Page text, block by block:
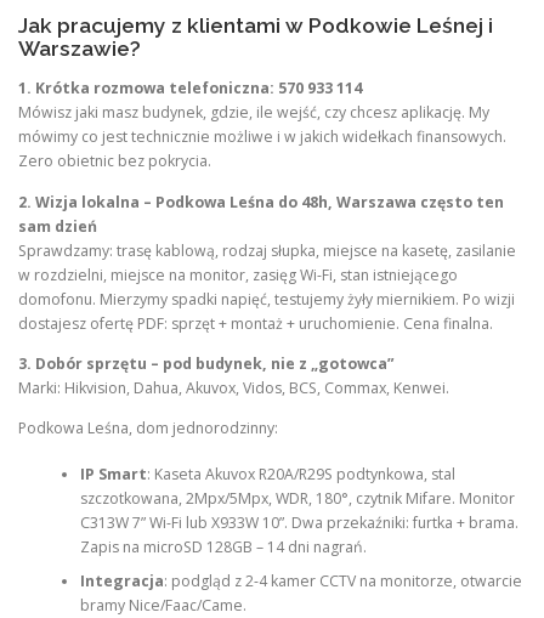
Jak pracujemy z klientami w Podkowie Leśnej i
Warszawie?
1. Krótka rozmowa telefoniczna: 570 933 114
Mówisz jaki masz budynek, gdzie, ile wejść, czy chcesz aplikację. My
mówimy co jest technicznie możliwe i w jakich widełkach finansowych.
Zero obietnic bez pokrycia.
2. Wizja lokalna – Podkowa Leśna do 48h, Warszawa często ten
sam dzień
Sprawdzamy: trasę kablową, rodzaj słupka, miejsce na kasetę, zasilanie
w rozdzielni, miejsce na monitor, zasięg Wi-Fi, stan istniejącego
domofonu. Mierzymy spadki napięć, testujemy żyły miernikiem. Po wizji
dostajesz ofertę PDF: sprzęt + montaż + uruchomienie. Cena finalna.
3. Dobór sprzętu – pod budynek, nie z „gotowca”
Marki: Hikvision, Dahua, Akuvox, Vidos, BCS, Commax, Kenwei.
Podkowa Leśna, dom jednorodzinny:
IP Smart: Kaseta Akuvox R20A/R29S podtynkowa, stal
szczotkowana, 2Mpx/5Mpx, WDR, 180°, czytnik Mifare. Monitor
C313W 7” Wi-Fi lub X933W 10”. Dwa przekaźniki: furtka + brama.
Zapis na microSD 128GB – 14 dni nagrań.
Integracja: podgląd z 2-4 kamer CCTV na monitorze, otwarcie
bramy Nice/Faac/Came.